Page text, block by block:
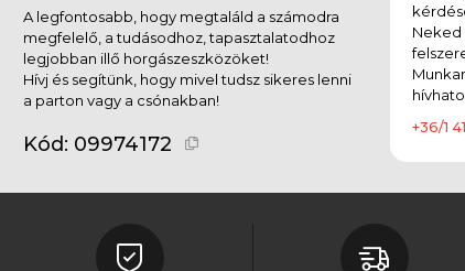
A legfontosabb, hogy megtaláld a számodra
megfelelő, a tudásodhoz, tapasztalatodhoz
legjobban illő horgászeszközöket!
Hívj és segítünk, hogy mivel tudsz sikeres lenni
a parton vagy a csónakban!
Kód: 09974172
Neked
+36/1